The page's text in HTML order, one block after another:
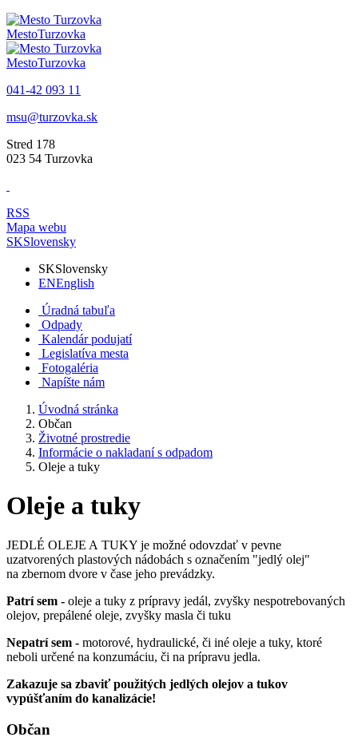
MestoTurzovka
MestoTurzovka
041-42 093 11
msu@turzovka.sk
Stred 178
023 54 Turzovka
RSS
Mapa webu
SKSlovensky
SKSlovensky
ENEnglish
Úradná tabuľa
Odpady
Kalendár podujatí
Legislatíva mesta
Fotogaléria
Napíšte nám
Úvodná stránka
Občan
Životné prostredie
Informácie o nakladaní s odpadom
Oleje a tuky
Oleje a tuky
JEDLÉ OLEJE A TUKY je možné odovzdať v pevne
uzatvorených plastových nádobách s označením "jedlý olej"
na zbernom dvore v čase jeho prevádzky.
Patrí sem - oleje a tuky z prípravy jedál, zvyšky nespotrebovaných
olejov, prepálené oleje, zvyšky masla či tuku
Nepatrí sem - motorové, hydraulické, či iné oleje a tuky, ktoré
neboli určené na konzumáciu, či na prípravu jedla.
Zakazuje sa zbaviť použitých jedlých olejov a tukov
vypúšťaním do kanalizácie!
Občan